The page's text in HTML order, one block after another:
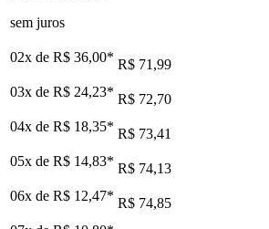
sem juros
02x de R$ 36,00* R$ 71,99
03x de R$ 24,23* R$ 72,70
04x de R$ 18,35* R$ 73,41
05x de R$ 14,83* R$ 74,13
06x de R$ 12,47* R$ 74,85